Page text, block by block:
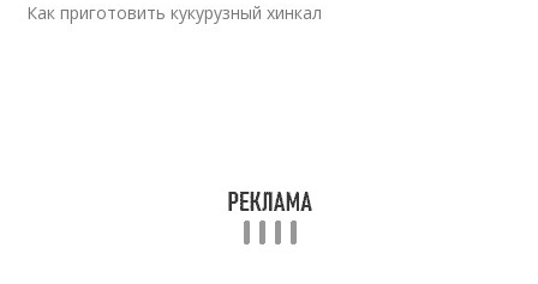
Как приготовить кукурузный хинкал